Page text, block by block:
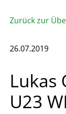
Zurück zur
26.07.2019
Lukas
U23